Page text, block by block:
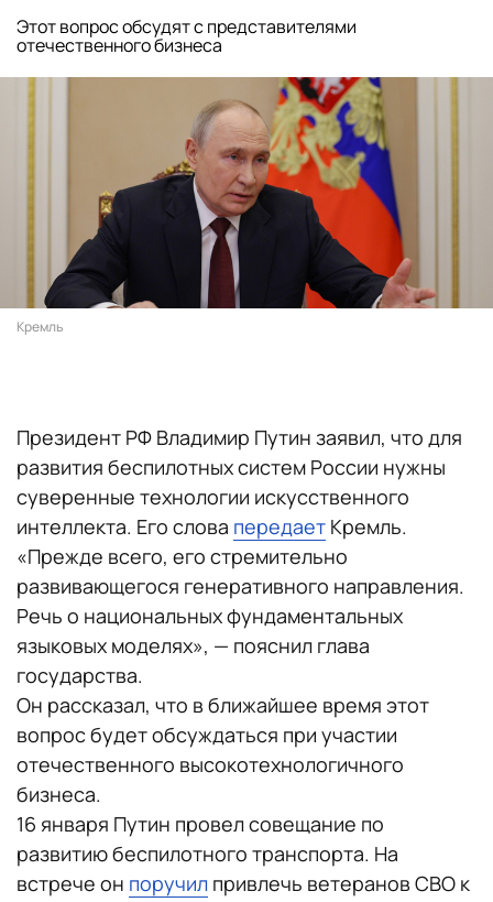
Этот вопрос обсудят с представителями
отечественного бизнеса
Кремль
Президент РФ Владимир Путин заявил, что для
развития беспилотных систем России нужны
суверенные технологии искусственного
интеллекта. Его слова передает Кремль.
«Прежде всего, его стремительно
развивающегося генеративного направления.
Речь о национальных фундаментальных
языковых моделях», — пояснил глава
государства.
Он рассказал, что в ближайшее время этот
вопрос будет обсуждаться при участии
отечественного высокотехнологичного
бизнеса.
16 января Путин провел совещание по
развитию беспилотного транспорта. На
встрече он поручил привлечь ветеранов СВО к